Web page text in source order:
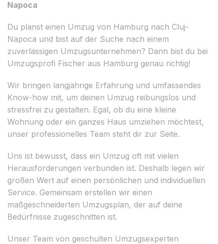
Napoca
Du planst einen Umzug von Hamburg nach Cluj-
Napoca und bist auf der Suche nach einem
zuverlässigen Umzugsunternehmen? Dann bist du bei
Umzugsprofi Fischer aus Hamburg genau richtig!
Wir bringen langjährige Erfahrung und umfassendes
Know-how mit, um deinen Umzug reibungslos und
stressfrei zu gestalten. Egal, ob du eine kleine
Wohnung oder ein ganzes Haus umziehen möchtest,
unser professionelles Team steht dir zur Seite.
Uns ist bewusst, dass ein Umzug oft mit vielen
Herausforderungen verbunden ist. Deshalb legen wir
großen Wert auf einen persönlichen und individuellen
Service. Gemeinsam erstellen wir einen
maßgeschneiderten Umzugsplan, der auf deine
Bedürfnisse zugeschnitten ist.
Unser Team von geschulten Umzugsexperten